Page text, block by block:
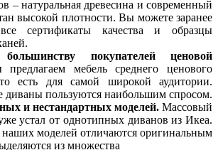
– натуральная древесина и современный
высокой плотности. Вы можете заранее
сертификаты качества и образцы
покупателей ценовой
мебель среднего ценового
есть для самой широкой аудитории.
диваны пользуются наибольшим спросом.
и нестандартных моделей. Массовый
устал от однотипных диванов из Икеа.
моделей отличаются оригинальным
из множества